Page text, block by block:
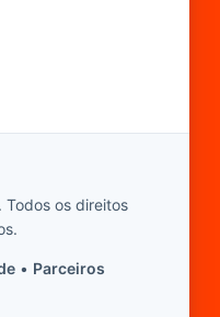
os direitos
• Parceiros